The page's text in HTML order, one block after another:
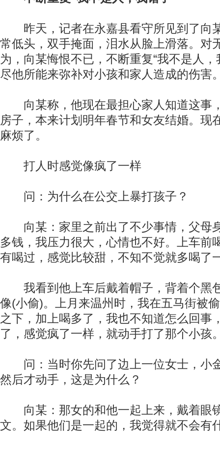
昨天，记者在永嘉县看守所见到了向
常低头，双手掩面，泪水从脸上滑落。对
为，向某悔恨不已，不断重复“我不是人，
尽他所能来弥补对小孩和家人造成的伤害
向某称，他现在最担心家人知道这事
房子，本来计划明年春节和女友结婚。现
麻烦了。
打人时感觉像疯了一样
问：为什么在公交上暴打孩子？
向某：家里之前出了不少事情，父母
多钱，我压力很大，心情也不好。上车前
有喝过，感觉比较甜，不知不觉就多喝了
我看到他上车后戴着帽子，背着个黑
像(小偷)。上月来温州时，我在五马街被
之下，加上喝多了，我也不知道怎么回事
了，感觉疯了一样，就动手打了那个小孩
问：当时你先问了边上一位女士，小
然后才动手，这是为什么？
向某：那女的和他一起上来，戴着眼
文。如果他们是一起的，我觉得就不会有